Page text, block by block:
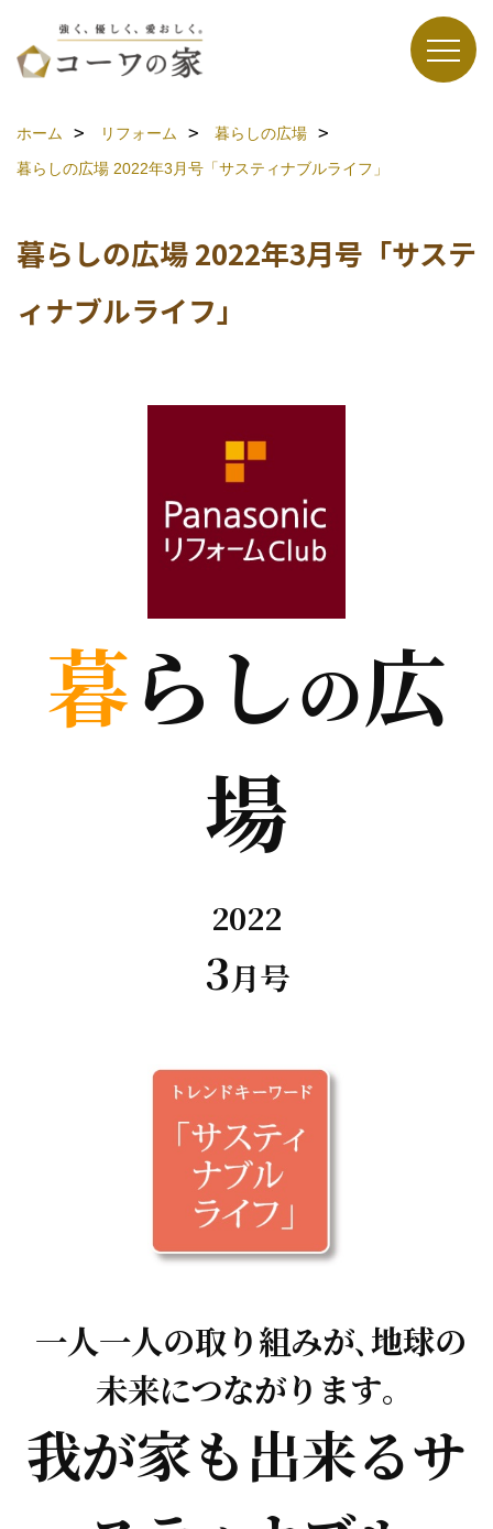
ホーム リフォーム
暮らしの広場
暮らしの広場 2022年3月号「サスティナブルライフ」
暮らしの広場 2022年3月号「サステ
ィナブルライフ」
暮らしの広
場
2022
3月号
一人一人の取り組みが､地球の
未来につながります｡
我が家も出来るサ